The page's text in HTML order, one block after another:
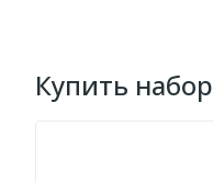
Купить набор